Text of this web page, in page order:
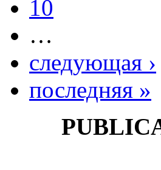
10
…
следующая ›
последняя »